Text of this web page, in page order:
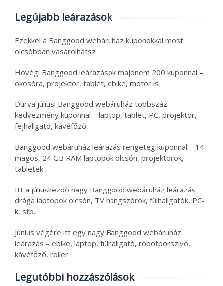
Legújabb leárazások
Ezekkel a Banggood webáruház kuponokkal most
olcsóbban vásárolhatsz
Hóvégi Banggood leárazások majdnem 200 kuponnal –
okosóra, projektor, tablet, ebike, motor is
Durva júliusi Banggood webáruház többszáz
kedvezmény kuponnal – laptop, tablet, PC, projektor,
fejhallgató, kávéfőző
Banggood webáruház leárazás rengeteg kuponnal – 14
magos, 24 GB RAM laptopok olcsón, projektorok,
tabletek
Itt a júliuskezdő nagy Banggood webáruház leárazás –
drága laptopok olcsón, TV hangszórók, fülhallgatók, PC-
k, stb.
Június végére itt egy nagy Banggood webáruház
leárazás – ebike, laptop, fülhallgató, robotporszívó,
kávéfőző, roller
Legutóbbi hozzászólások